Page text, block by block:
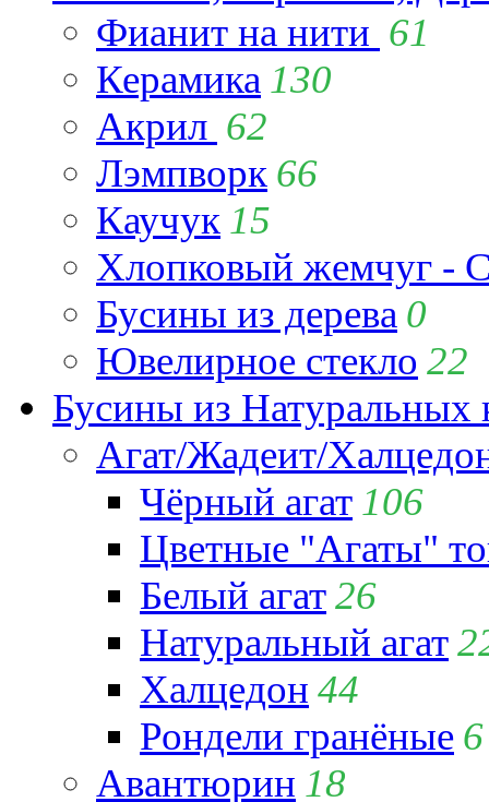
Фианит на нити 61
Керамика 130
Акрил 62
Лэмпворк 66
Каучук 15
Хлопковый жемчуг -
Бусины из дерева 0
Ювелирное стекло 22
Бусины из Натуральных
Агат/Жадеит/
Чёрный агат 106
Цветные "Агаты"
Белый агат26
Натуральный агат
Халцедон 44
Рондели гранёные 6
Авантюрин 18